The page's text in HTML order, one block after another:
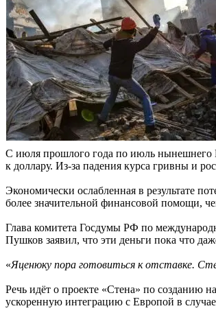
С июля прошлого года по июль нынешнего
к доллару. Из-за падения курса гривны и
Экономически ослабленная в результате
более значительной финансовой помощи,
Глава комитета Госдумы РФ по
Пушков заявил, что эти деньги пока что
«Яценюку пора готовиться к отставке.
Речь идёт о проекте «Стена» по созданию
ускоренную интеграцию с Европой в случае